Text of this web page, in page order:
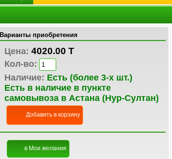
Варианты приобретения
Цена: 4020.00 T
Кол-во:
Наличие: Есть (более 3-х шт.)
Есть в наличие в пункте
самовывоза в Астана (Нур-Султан)
Добавить в корзину
в Мои желания